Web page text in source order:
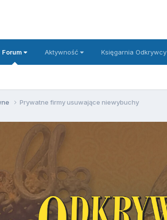
Forum Aktywność Księgarnia Odkrywcy
Prywatne firmy usuwające niewybuchy